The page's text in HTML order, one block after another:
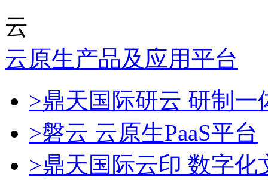
云
云原生产品及应用平台
>鼎天国际研云 研制
>磐云 云原生PaaS平台
>鼎天国际云印 数字化